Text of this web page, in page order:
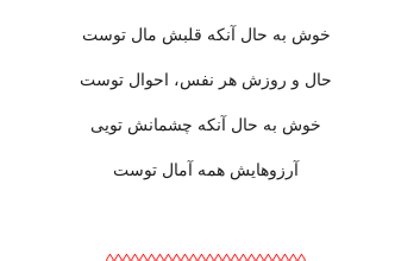
خوش به حال آنکه قلبش مال توست
حال و روزش هر نفس، احوال توست
خوش به حال آنکه چشمانش تویی
آرزوهایش همه آمال توست